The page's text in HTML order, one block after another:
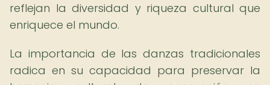
reflejan la diversidad y riqueza cultural que
enriquece el mundo.
La importancia de las danzas tradicionales
radica en su capacidad para preservar la